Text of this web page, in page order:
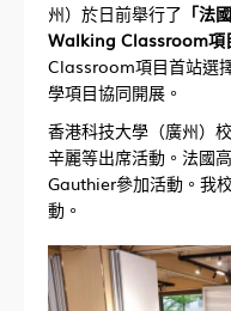
州）於日前舉行了 「法
Walking Classroom項
Classroom項目首站選
學項目協同開展。
香港科技大學（廣州）
辛麗等出席活動。法國
Gauthier參加活動。我
動。